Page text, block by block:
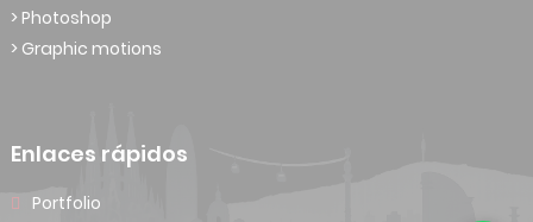
> Photoshop
> Graphic motions
Enlaces rápidos
Portfolio